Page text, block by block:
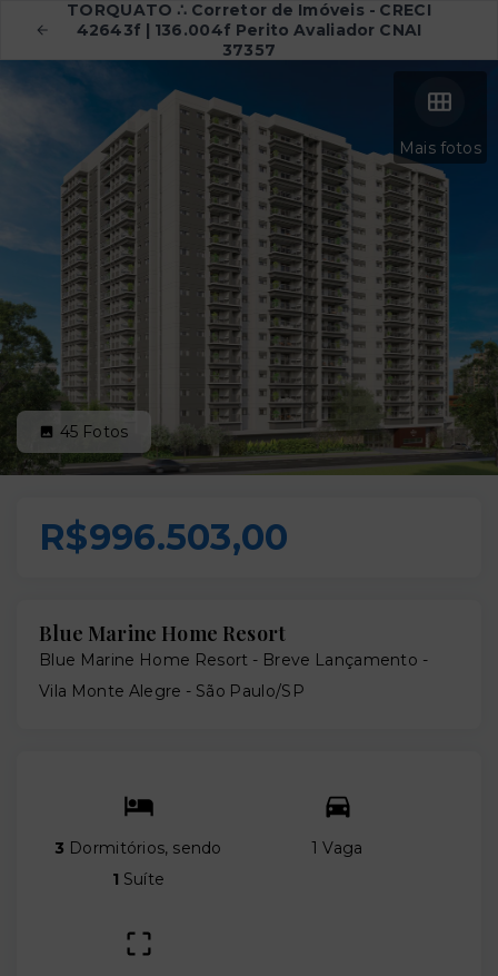
TORQUATO ∴ Corretor de Imóveis - CRECI
42643f | 136.004f Perito Avaliador CNAI
37357
Mais fotos
45 Fotos
R$996.503,00
Blue Marine Home Resort
Blue Marine Home Resort - Breve Lançamento -
Vila Monte Alegre - São Paulo/SP
3 Dormitórios, sendo
1 Suíte
1 Vaga